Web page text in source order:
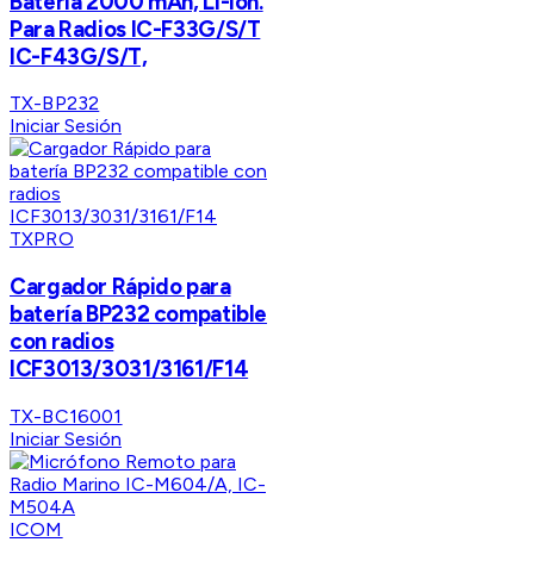
Para Radios IC-F33G/S/T
IC-F43G/S/T,
TX-BP232
Iniciar Sesión
TXPRO
Cargador Rápido para
batería BP232 compatible
con radios
ICF3013/3031/3161/F14
TX-BC16001
Iniciar Sesión
ICOM